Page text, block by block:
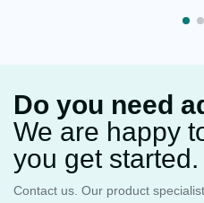
Do you need
We are happy
you get started.
Contact us. Our product